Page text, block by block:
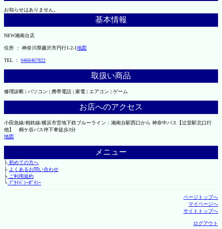
お知らせはありません。
基本情報
NEW湘南台店
住所 ： 神奈川県藤沢市円行1-2-1地図
TEL ： 0466467822
取扱い商品
修理診断 | パソコン | 携帯電話 | 家電 | エアコン | ゲーム
お店へのアクセス
小田急線/相鉄線/横浜市営地下鉄ブルーライン：湘南台駅西口から 神奈中バス【辻堂駅北口行
他】 桐ケ谷バス停下車徒歩3分
地図
メニュー
├初めての方へ
├ よくあるお問い合わせ
├ご利用規約
└ﾌﾟﾗｲﾊﾞｼｰﾎﾟﾘｼｰ
ページトップへ
マイページへ
サイトトップへ
ログアウト